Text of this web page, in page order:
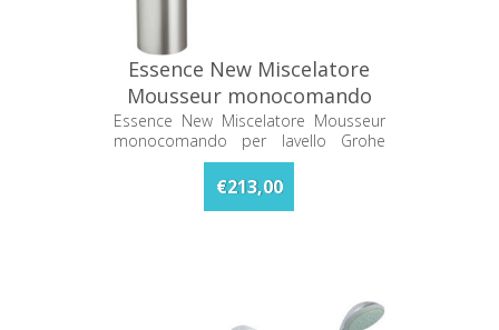
Essence New Miscelatore
Mousseur monocomando
per lavello Grohe 32171DC0
Essence New Miscelatore Mousseur
monocomando per lavello Grohe
€213,00